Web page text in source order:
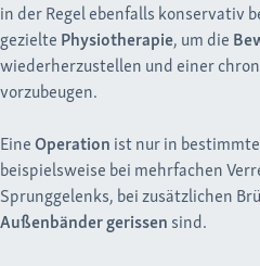
in der Regel ebenfalls konservativ
gezielte Physiotherapie, um die
wiederherzustellen und einer
vorzubeugen.
EineOperation ist nur in
beispielsweise bei mehrfachen
Sprunggelenks, bei zusätzlichen
Außenbänder gerissen sind.